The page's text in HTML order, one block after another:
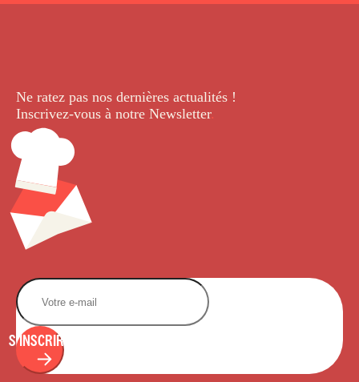
Ne ratez pas nos dernières actualités !
Inscrivez-vous à notre Newsletter.
S'INSCRIRE